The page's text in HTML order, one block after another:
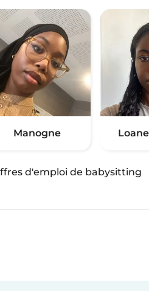
Manogne
d'emploi de babysitting